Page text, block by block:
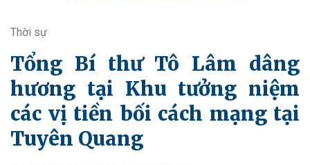
Thời sự
Tổng Bí thư Tô Lâm dâng
hương tại Khu tưởng niệm
các vị tiền bối cách mạng tại
Tuyên Quang